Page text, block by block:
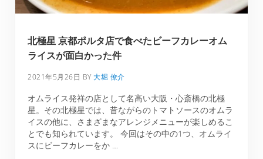
北極星 京都ポルタ店で食べたビーフカレーオム
ライスが面白かった件
2021年5月26日 BY大堀 僚介
オムライス発祥の店として名高い大阪・心斎橋の北極
星。その北極星では、昔ながらのトマトソースのオムラ
イスの他に、さまざまなアレンジメニューが楽しめるこ
とでも知られています。 今回はその中の1つ、オムライ
スにビーフカレーをか …